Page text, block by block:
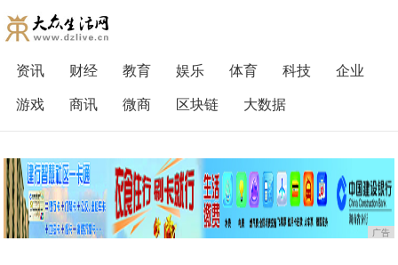
资讯 财经 教育 娱乐 体育 科技
企业
游戏
商讯 微商 区块链 大数据
广告